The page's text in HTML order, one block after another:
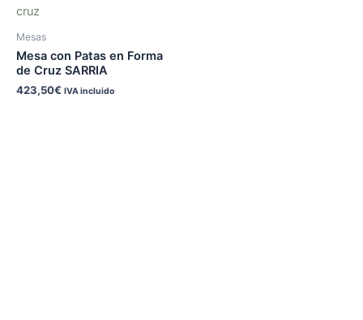
Mesas
Mesa con Patas en Forma
de Cruz SARRIA
423,50€ IVA incluido